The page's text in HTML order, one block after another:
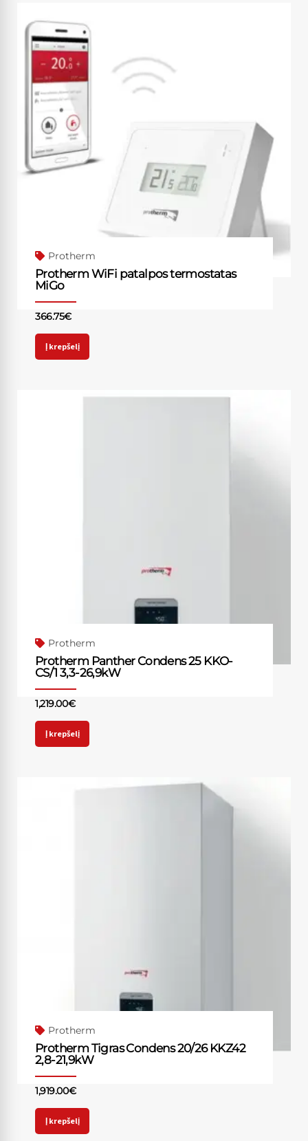
Protherm
Protherm WiFi patalpos termostatas
MiGo
366.75€
Į krepšelį
Protherm
Protherm Panther Condens 25 KKO-
CS/1 3,3-26,9kW
1,219.00€
Į krepšelį
Protherm
Protherm Tigras Condens 20/26 KKZ42
2,8-21,9kW
1,919.00€
Į krepšelį